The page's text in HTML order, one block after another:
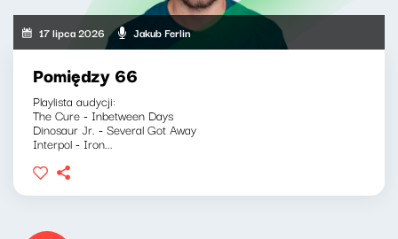
17 lipca 2026 Jakub Ferlin
Pomiędzy 66
Playlista audycji:
The Cure - Inbetween Days
Dinosaur Jr. - Several Got Away
Interpol - Iron...